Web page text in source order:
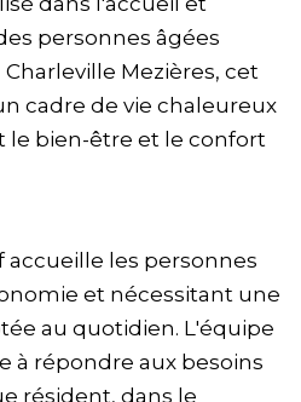
personnes âgées
Mezières, cet
cadre de vie chaleureux
le bien-être et le confort
accueille les personnes
et nécessitant une
au quotidien. L'équipe
à répondre aux besoins
résident, dans le